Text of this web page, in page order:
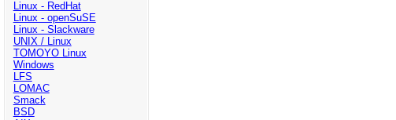
Linux - RedHat
Linux - openSuSE
Linux - Slackware
UNIX / Linux
TOMOYO Linux
Windows
LFS
LOMAC
Smack
BSD